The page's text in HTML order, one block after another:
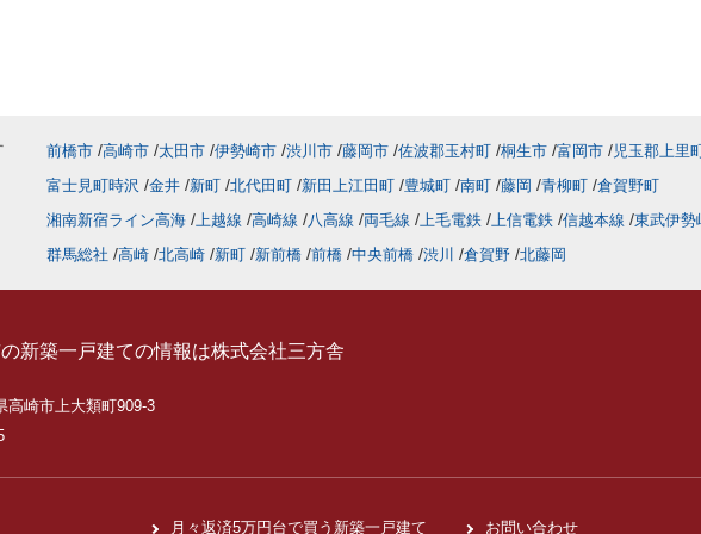
前橋市 高崎市 太田市 伊勢崎市 渋川市 藤岡市 佐波郡玉村町 桐生市 富岡市
児玉郡上里
富士見町時沢 金井 新町 北代田町 新田上江田町 豊城町 南町 藤岡 青柳町 倉賀野町
湘南新宿ライン高海 上越線 高崎線 八高線 両毛線 上毛電鉄 上信電鉄 信越本線 東武伊勢
群馬総社 高崎 北高崎 新町 新前橋 前橋 中央前橋 渋川 倉賀野 北藤岡
新築一戸建ての情報は株式会社三方舎
崎市上大類町909-3
月々返済5万円台で買う新築一戸建て お問い合わせ